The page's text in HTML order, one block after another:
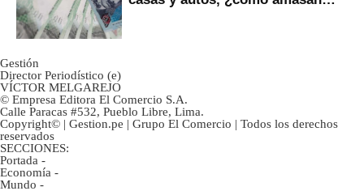
Gestión
Director Periodístico (e)
VÍCTOR MELGAREJO
© Empresa Editora El Comercio S.A.
Calle Paracas #532, Pueblo Libre, Lima.
Copyright© | Gestion.pe | Grupo El Comercio | Todos los derechos
reservados
SECCIONES:
Portada -
Economía -
Mundo -